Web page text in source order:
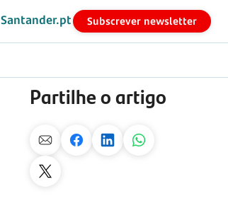
Santander.pt Subscrever newsletter
Partilhe o artigo